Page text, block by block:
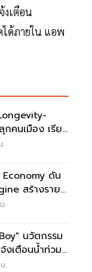
งเตือน
ได้ภายใน แอพ
กคนเมือง เรียก
.
ดัน
สร้างราย
.
นวัตกรรม
งเตือนน้ำท่วม
.